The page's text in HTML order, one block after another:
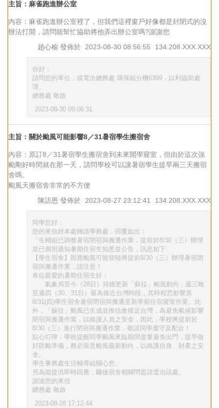
主旨：麻雀跑進辦公室
內容：麻雀跑進辦公室裡了，但我們這裡窗戶好像都是封閉式的沒
辦法打開，請問能幫忙協助將他弄出辦公室嗎?謝謝您
趙心榆 發佈於 2023-08-30 08:56:55 134.208.XXX.XXX
你好：
請問您的單位，或電洽總務處 環保組分機6399，以利協助處
理。
總務處 敬啟
2023-08-30 09:06:31
主旨：關於颱風可能影響8／31暑宿學生搬宿舍
內容：原訂8／31暑宿學生搬宿舍到未來開學寢室，但由於這次強
颱剛好時間就在那一天，請問學校可以讓暑宿學生提早兩三天搬宿
舍嗎。
颱風天搬宿舍非常的不方便
陳語恩 發佈於 2023-08-27 23:12:41 134.208.XXX.XXX
同學您好：
您的來信經本處轉請學務處，回覆如次：
「生輔組已調整暑宿閉宿與搬遷作業，提前於8/30（三）辦理
並已個別通知暑期住宿生知悉並公告，訊息如下:
【學生宿舍】因應颱風可能登陸將提前8/30（三）辦理暑宿閉
宿與搬遷作業，請注意！
各位親愛的暑期住宿生好：
氣象局至今（28日）持續更新「蘇拉」颱風動向，週三晚
至週四（30、31日）最為接近台灣時段，其時程恐影響原
8/31(四)學生宿舍暑宿閉宿與搬遷至新學期住宿寢室作業。此
外，「蘇拉」颱風已生成並推估會接近台灣，為避免氣候影響
閉宿與搬遷作業，以維護人員之安全，因此，學校將提前於
8/30（三）進行閉宿與搬遷作業，敬請同學遵守及配合！
貼心叮嚀：學校提醒同學颱風來臨期間盡量避免出門，提早做
好防颱準備，務必留意颱風最新動向，以維護自身、財產之安
全。
學生事務處生活輔導組關心您」
另為能提供即時回應，爾後宿舍相關問題請逕洽該處。
謝謝您的來信
總務處 敬啟
2023-08-28 17:12:44